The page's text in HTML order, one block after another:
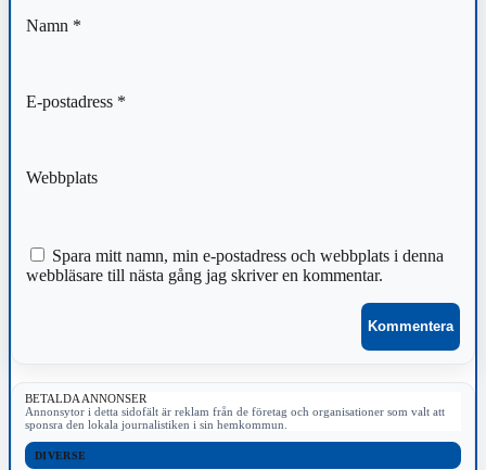
Namn *
E-postadress *
Webbplats
Spara mitt namn, min e-postadress och webbplats i denna
webbläsare till nästa gång jag skriver en kommentar.
BETALDA ANNONSER
Annonsytor i detta sidofält är reklam från de företag och organisationer som valt att
sponsra den lokala journalistiken i sin hemkommun.
DIVERSE